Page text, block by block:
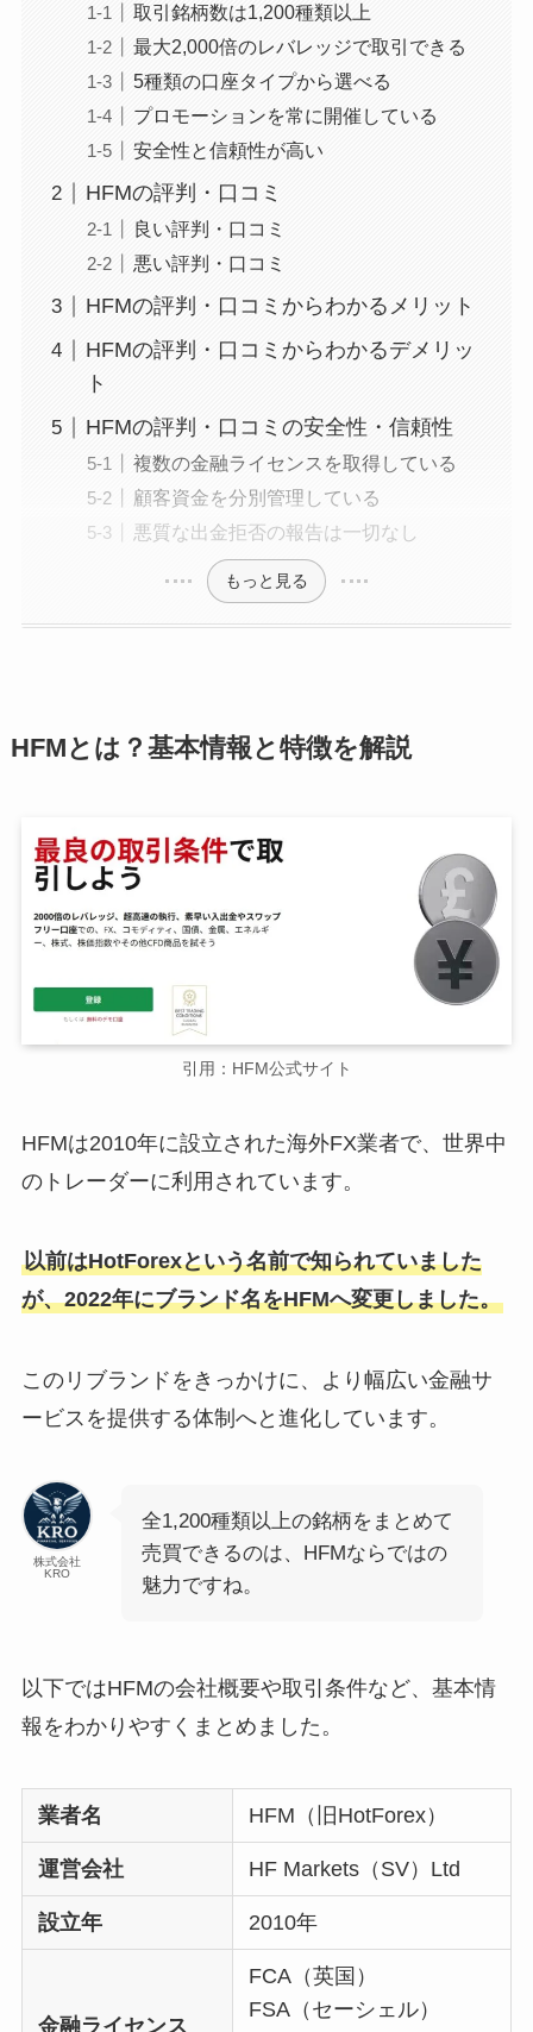
取引銘柄数は1,200種類以上
最大2,000倍のレバレッジで取引できる
5種類の口座タイプから選べる
プロモーションを常に開催している
安全性と信頼性が高い
HFMの評判・口コミ
良い評判・口コミ
悪い評判・口コミ
HFMの評判・口コミからわかるメリット
HFMの評判・口コミからわかるデメリッ
ト
HFMの評判・口コミの安全性・信頼性
複数の金融ライセンスを取得している
顧客資金を分別管理している
悪質な出金拒否の報告は一切なし
もっと見る
HFMとは？基本情報と特徴を解説
引用：HFM公式サイト
HFMは2010年に設立された海外FX業者で、世界中
のトレーダーに利用されています。
以前はHotForexという名前で知られていました
が、2022年にブランド名をHFMへ変更しました。
このリブランドをきっかけに、より幅広い金融サ
ービスを提供する体制へと進化しています。
株式会社
KRO
全1,200種類以上の銘柄をまとめて
売買できるのは、HFMならではの
魅力ですね。
以下ではHFMの会社概要や取引条件など、基本情
報をわかりやすくまとめました。
業者名 HFM（旧HotForex）
運営会社 HF Markets（SV）Ltd
設立年 2010年
金融ライセンス
FCA（英国）
FSA（セーシェル）